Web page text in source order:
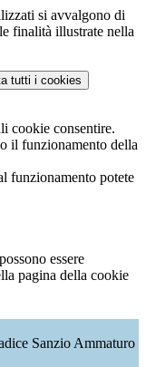
si avvalgono di
finalità illustrate nella
tutti i cookies
cookie consentire.
il funzionamento della
funzionamento potete
essere
pagina della cookie
Sanzio Ammaturo